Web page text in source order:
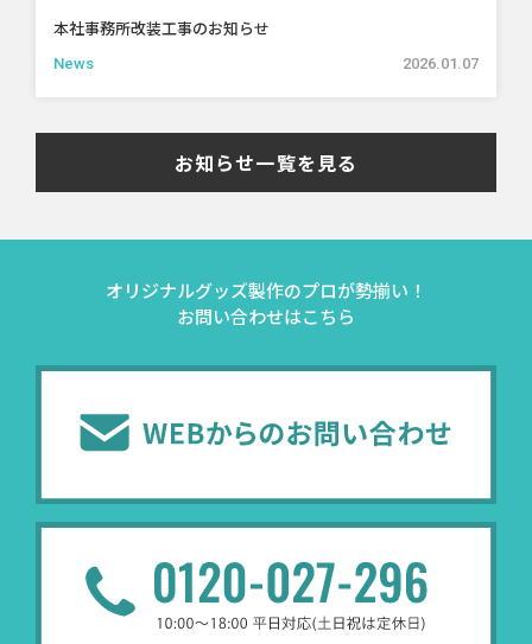
本社事務所改装工事のお知らせ
News 2026.01.07
お知らせ一覧を見る
オリジナルグッズ製作のプロが勢揃い！
お問い合わせはこちら